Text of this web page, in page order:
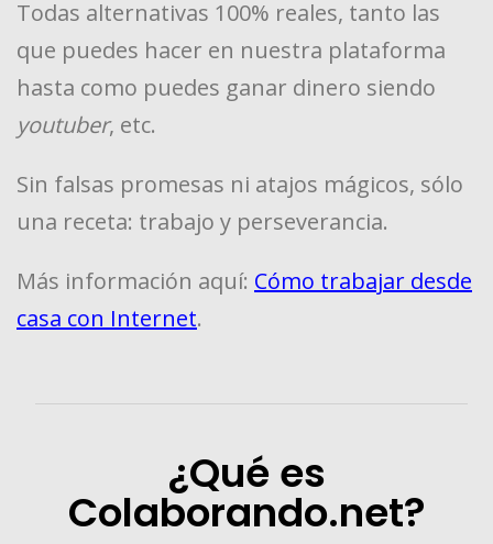
Todas alternativas 100% reales, tanto las
que puedes hacer en nuestra plataforma
hasta como puedes ganar dinero siendo
youtuber, etc.
Sin falsas promesas ni atajos mágicos, sólo
una receta: trabajo y perseverancia.
Más información aquí: Cómo trabajar desde
casa con Internet.
¿Qué es
Colaborando.net?